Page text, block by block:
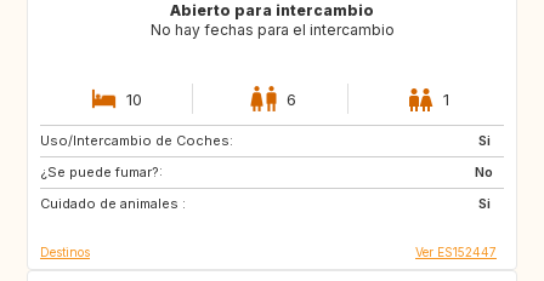
Abierto para intercambio
No hay fechas para el intercambio
10 6 1
Uso/Intercambio de Coches:
Si
¿Se puede fumar?:
No
Cuidado de animales :
Si
CH
Destinos Ver ES152447